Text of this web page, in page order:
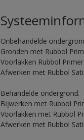
Onbehandelde
Gronden met Rubbol
Voorlakken Rubbol
Afwerken met Rubbol
Behandelde ondergrond.
Bijwerken met Rubbol
Voorlakken met Rubbol
Afwerken met Rubbol